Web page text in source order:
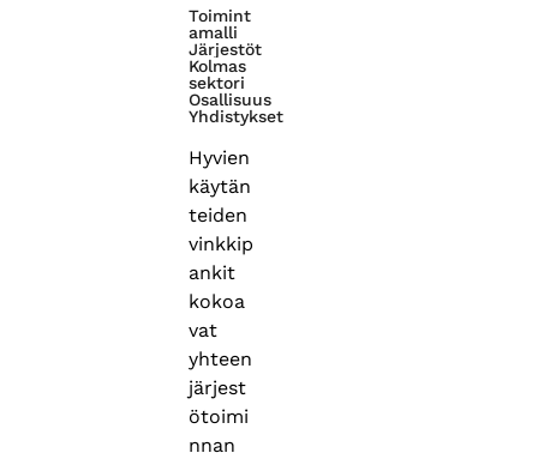
Toimint
amalli
Järjestöt
Kolmas
sektori
Osallisuus
Yhdistykset
Hyvien
käytän
teiden
vinkkip
ankit
kokoa
vat
yhteen
järjest
ötoimi
nnan